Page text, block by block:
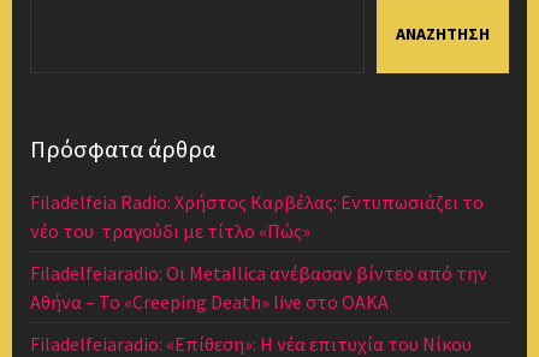
ΑΝΑΖΉΤΗΣΗ
Πρόσφατα άρθρα
Filadelfeia Radio: Χρήστος Καρβέλας: Εντυπωσιάζει το
νέο του τραγούδι με τίτλο «Πώς»
Filadelfeiaradio: Οι Metallica ανέβασαν βίντεο από την
Αθήνα – Το «Creeping Death» live στο ΟΑΚΑ
Filadelfeiaradio: «Επίθεση»: Η νέα επιτυχία του Νίκου